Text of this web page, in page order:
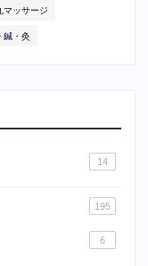
マッサージ
鍼・灸
14
195
6